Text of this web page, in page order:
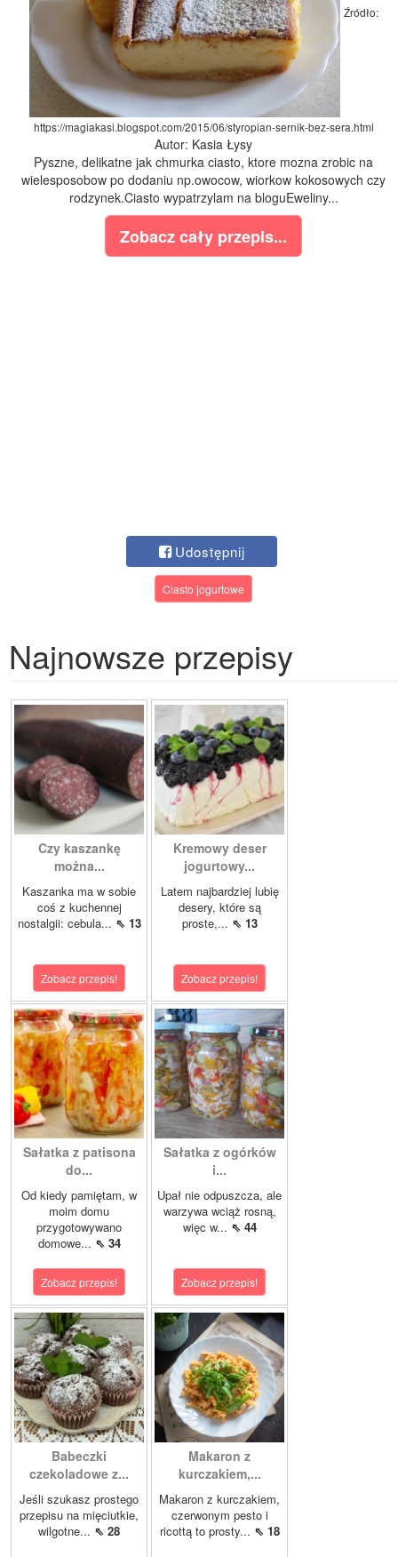
Źródło:
https://magiakasi.blogspot.com/2015/06/styropian-sernik-bez-sera.html
Autor: Kasia Łysy
Pyszne, delikatne jak chmurka ciasto, ktore mozna zrobic na
wielesposobow po dodaniu np.owocow, wiorkow kokosowych czy
rodzynek.Ciasto wypatrzylam na bloguEweliny...
Zobacz cały przepis...
Udostępnij
Ciasto jogurtowe
Najnowsze przepisy
Czy kaszankę
można...
Kaszanka ma w sobie
coś z kuchennej
nostalgii: cebula... ⇖ 13
Zobacz przepis!
Kremowy deser
jogurtowy...
Latem najbardziej lubię
desery, które są
proste,... ⇖ 13
Zobacz przepis!
Sałatka z patisona
do...
Od kiedy pamiętam, w
moim domu
przygotowywano
domowe... ⇖ 34
Zobacz przepis!
Sałatka z ogórków
i...
Upał nie odpuszcza, ale
warzywa wciąż rosną,
więc w... ⇖ 44
Zobacz przepis!
Babeczki
czekoladowe z...
Jeśli szukasz prostego
przepisu na mięciutkie,
wilgotne... ⇖ 28
Makaron z
kurczakiem,...
Makaron z kurczakiem,
czerwonym pesto i
ricottą to prosty... ⇖ 18